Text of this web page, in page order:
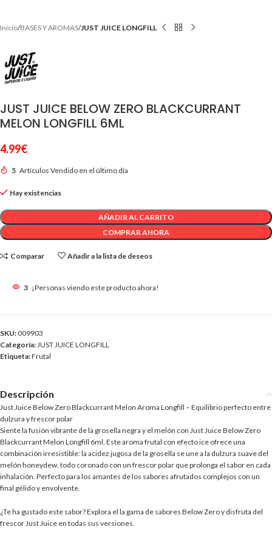
Inicio BASES Y AROMAS JUST JUICE LONGFILL
JUST JUICE BELOW ZERO BLACKCURRANT
MELON LONGFILL 6ML
4.99€
5 Artículos Vendido en el último día
Hay existencias
AÑADIR AL CARRITO
COMPRAR AHORA
Comparar Añadir a la lista de deseos
3 ¡Personas viendo este producto ahora!
SKU: 009903
Categoría:JUST JUICE LONGFILL
Etiqueta:Frutal
Descripción
Just Juice Below Zero Blackcurrant Melon Aroma Longfill – Equilibrio perfecto entre
dulzura y frescor polar
Siente la fusión vibrante de la grosella negra y el melón con Just Juice Below Zero
Blackcurrant Melon Longfill 6ml. Este aroma frutal con efecto ice ofrece una
combinación irresistible: la acidez jugosa de la grosella se une a la dulzura suave del
melón honeydew, todo coronado con un frescor polar que prolonga el sabor en cada
inhalación. Perfecto para los amantes de los sabores afrutados complejos con un
final gélido y envolvente.
¿Te ha gustado este sabor? Explora el la gama de sabores Below Zero y disfruta del
frescor Just Juice en todas sus versiones.